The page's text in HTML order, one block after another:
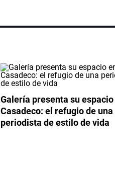
Galería presenta su espacio
Casadeco: el refugio de una
periodista de estilo de vida